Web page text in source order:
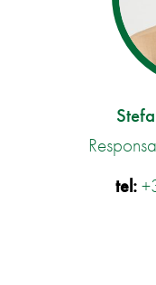
tel: